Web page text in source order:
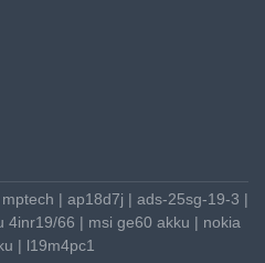
mptech | ap18d7j | ads-25sg-19-3 |
4inr19/66 | msi ge60 akku | nokia
| l19m4pc1